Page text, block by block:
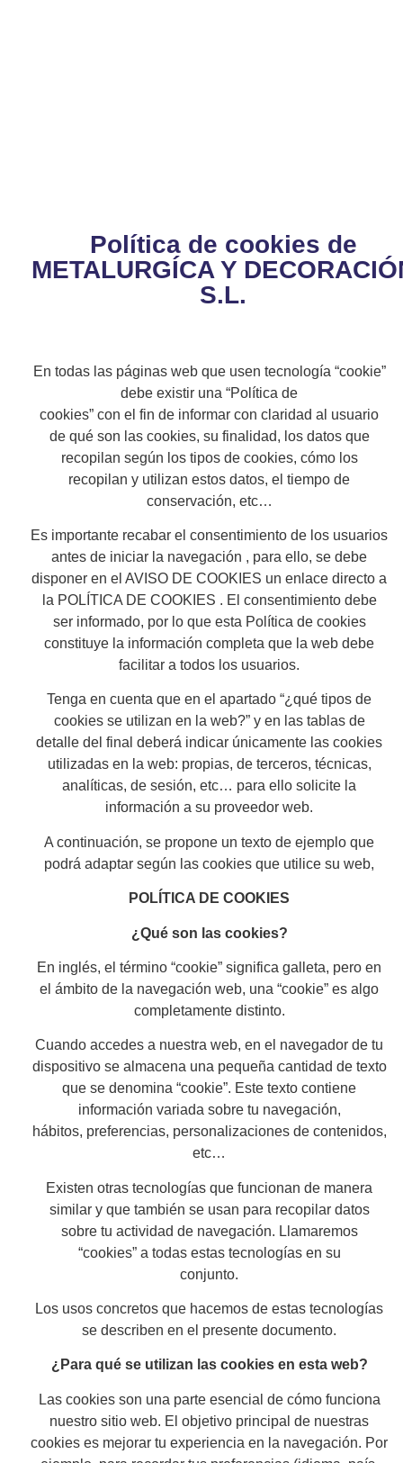
Política de cookies de
METALURGÍCA Y
S.L.
En todas las páginas web que usen tecnología “cookie”
debe existir una “Política de
cookies” con el fin de informar con claridad al usuario
de qué son las cookies, su finalidad, los datos que
recopilan según los tipos de cookies, cómo los
recopilan y utilizan estos datos, el tiempo de
conservación, etc…
Es importante recabar el consentimiento de los usuarios
antes de iniciar la navegación , para ello, se debe
disponer en el AVISO DE COOKIES un enlace directo a
la POLÍTICA DE COOKIES . El consentimiento debe
ser informado, por lo que esta Política de cookies
constituye la información completa que la web debe
facilitar a todos los usuarios.
Tenga en cuenta que en el apartado “¿qué tipos de
cookies se utilizan en la web?” y en las tablas de
detalle del final deberá indicar únicamente las cookies
utilizadas en la web: propias, de terceros, técnicas,
analíticas, de sesión, etc… para ello solicite la
información a su proveedor web.
A continuación, se propone un texto de ejemplo que
podrá adaptar según las cookies que utilice su web,
POLÍTICA DE COOKIES
¿Qué son las cookies?
En inglés, el término “cookie” significa galleta, pero en
el ámbito de la navegación web, una “cookie” es algo
completamente distinto.
Cuando accedes a nuestra web, en el navegador de tu
dispositivo se almacena una pequeña cantidad de texto
que se denomina “cookie”. Este texto contiene
información variada sobre tu navegación,
hábitos, preferencias, personalizaciones de contenidos,
etc…
Existen otras tecnologías que funcionan de manera
similar y que también se usan para recopilar datos
sobre tu actividad de navegación. Llamaremos
“cookies” a todas estas tecnologías en su
conjunto.
Los usos concretos que hacemos de estas tecnologías
se describen en el presente documento.
¿Para qué se utilizan las cookies en esta web?
Las cookies son una parte esencial de cómo funciona
nuestro sitio web. El objetivo principal de nuestras
cookies es mejorar tu experiencia en la navegación. Por